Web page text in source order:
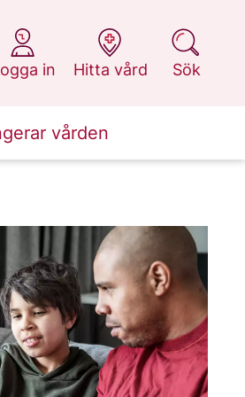
in
1177.se
Hitta vård
på 1177.se
Sök
på 1177.se
vården